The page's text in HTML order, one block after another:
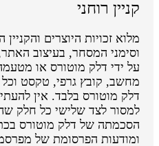
קניין רוחני
מלוא זכויות היוצרים
וסימני המסחר, בעיצוב האתר,
על ידי דלק מוטורס או מטעמה
מחשב, קובץ גרפי, טקסט וכל
דלק מוטורס בלבד. אין
למסור לצד שלישי כל חלק
הסכמתה של דלק מוטורס
ומודעות הפרסומת של